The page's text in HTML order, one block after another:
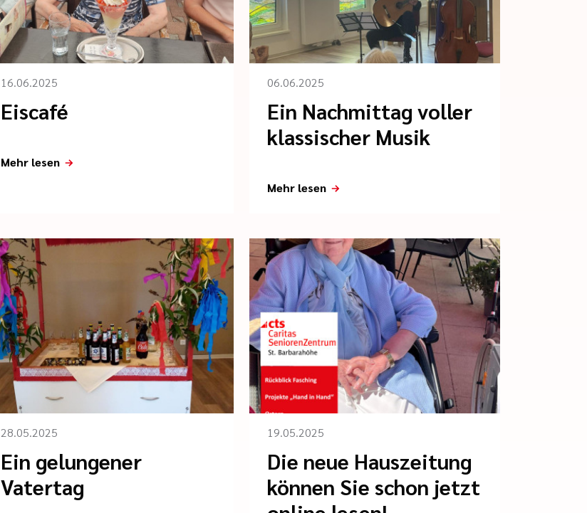
16.06.2025
Eiscafé
Mehr lesen
06.06.2025
Ein Nachmittag voller
klassischer Musik
Mehr lesen
28.05.2025
Ein gelungener
Vatertag
19.05.2025
Die neue Hauszeitung
können Sie schon jetzt